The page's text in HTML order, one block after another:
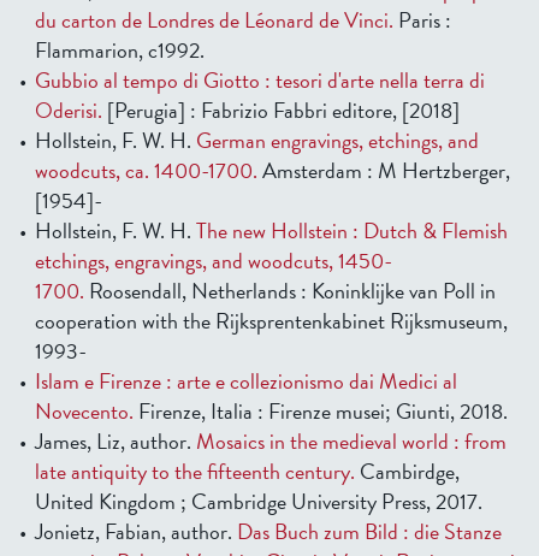
du carton de Londres de Léonard de Vinci. Paris :
Flammarion, c1992.
Gubbio al tempo di Giotto : tesori d'arte nella terra di
Oderisi. [Perugia] : Fabrizio Fabbri editore, [2018]
Hollstein, F. W. H. German engravings, etchings, and
woodcuts, ca. 1400-1700.Amsterdam : M Hertzberger,
[1954]-
Hollstein, F. W. H.The new Hollstein : Dutch & Flemish
etchings, engravings, and woodcuts, 1450-
1700. Roosendall, Netherlands : Koninklijke van Poll in
cooperation with the Rijksprentenkabinet Rijksmuseum,
1993-
Islam e Firenze : arte e collezionismo dai Medici al
Novecento. Firenze, Italia : Firenze musei; Giunti, 2018.
James, Liz, author. Mosaics in the medieval world : from
late antiquity to the fifteenth century. Cambirdge,
United Kingdom ; Cambridge University Press, 2017.
Jonietz, Fabian, author. Das Buch zum Bild : die Stanze